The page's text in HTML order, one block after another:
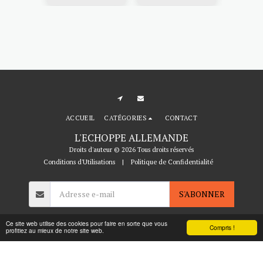
Compris !
Ce site web utilise des cookies pour faire en sorte que vous
profitiez au mieux de notre site web.
L'ECHOPPE ALLEMANDE
Droits d'auteur © 2026 Tous droits réservés
Conditions d'Utilisations| Politique de Confidentialité
ACCUEIL CATÉGORIES CONTACT
S'ABONNER